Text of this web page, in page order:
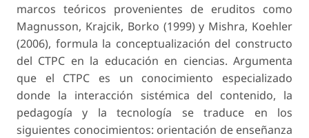
marcos teóricos provenientes de eruditos como
Magnusson, Krajcik, Borko (1999) y Mishra, Koehler
(2006), formula la conceptualización del constructo
del CTPC en la educación en ciencias. Argumenta
que el CTPC es un conocimiento especializado
donde la interacción sistémica del contenido, la
pedagogía y la tecnología se traduce en los
siguientes conocimientos: orientación de enseñanza